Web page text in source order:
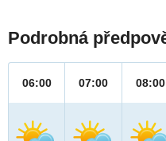
Podrobná
06:00 07:00 08:00